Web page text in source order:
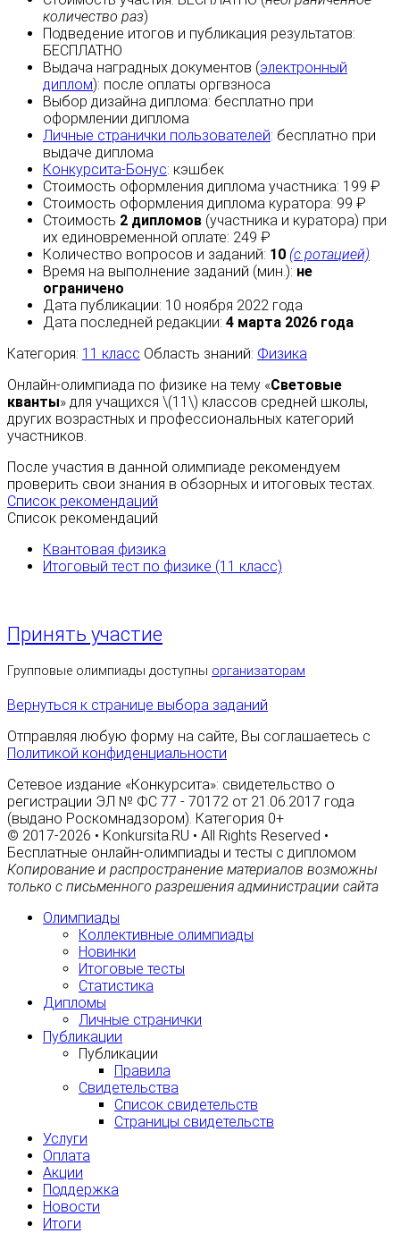
количество раз)
Подведение итогов и публикация результатов:
БЕСПЛАТНО
Выдача наградных документов (электронный
диплом): после оплаты оргвзноса
Выбор дизайна диплома: бесплатно при
оформлении диплома
Личные странички пользователей: бесплатно при
выдаче диплома
Конкурсита-Бонус: кэшбек
Стоимость оформления диплома участника: 199 ₽
Стоимость оформления диплома куратора: 99 ₽
Стоимость 2 дипломов (участника и куратора) при
их единовременной оплате: 249 ₽
Количество вопросов и заданий: 10 (с ротацией)
Время на выполнение заданий (мин.): не
ограничено
Дата публикации: 10 ноября 2022 года
Дата последней редакции: 4 марта 2026 года
Категория: 11 класс Область знаний: Физика
Онлайн-олимпиада по физике на тему «Световые
кванты» для учащихся \(11\) классов средней школы,
других возрастных и профессиональных категорий
участников.
После участия в данной олимпиаде рекомендуем
проверить свои знания в обзорных и итоговых тестах.
Список рекомендаций
Список рекомендаций
Квантовая физика
Итоговый тест по физике (11 класс)
Принять участие
Групповые олимпиады доступны организаторам
Вернуться к странице выбора заданий
Отправляя любую форму на сайте, Вы соглашаетесь с
Политикой конфиденциальности
Сетевое издание «Конкурсита»: свидетельство о
регистрации ЭЛ № ФС 77 - 70172 от 21.06.2017 года
(выдано Роскомнадзором). Категория 0+
© 2017-2026 • Konkursita.RU • All Rights Reserved •
Бесплатные онлайн-олимпиады и тесты с дипломом
Копирование и распространение материалов возможны
только с письменного разрешения администрации сайта
Олимпиады
Коллективные олимпиады
Новинки
Итоговые тесты
Статистика
Дипломы
Личные странички
Публикации
Публикации
Правила
Свидетельства
Список свидетельств
Страницы свидетельств
Услуги
Оплата
Акции
Поддержка
Новости
Итоги